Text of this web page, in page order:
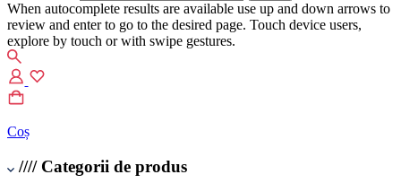
When autocomplete results are available use up and down arrows to
review and enter to go to the desired page. Touch device users,
explore by touch or with swipe gestures.
Coș
//// Categorii de produs